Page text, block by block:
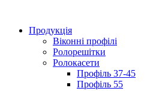
Продукція
Віконні профілі
Ролорешітки
Ролокасети
Профіль 37-45
Профіль 55